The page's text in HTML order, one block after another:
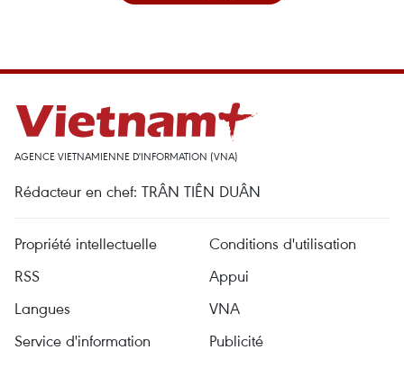
AGENCE VIETNAMIENNE D'INFORMATION (VNA)
Rédacteur en chef: TRÂN TIÊN DUÂN
Propriété intellectuelle
Conditions d'utilisation
RSS
Appui
Langues
VNA
Service d'information
Publicité